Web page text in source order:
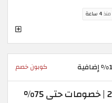
4 ساعة
كوبون خصم
كود خصم اي هيرب 2026 | خصومات حتى 75%